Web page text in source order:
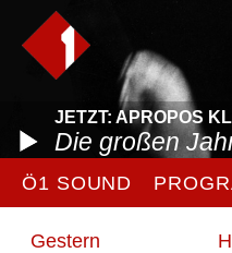
JETZT: APROPOS
Die großen
Ö1 SOUND
Gestern